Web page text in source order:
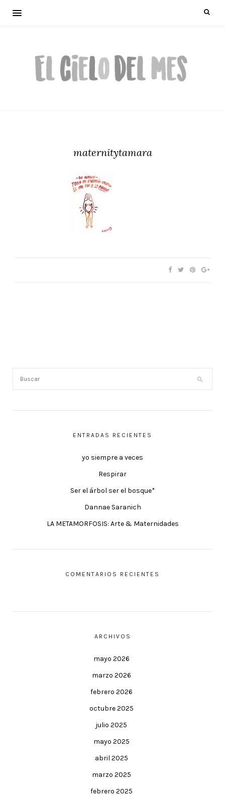
maternitytamara
ENTRADAS RECIENTES
yo siempre a veces
Respirar
Ser el árbol ser el bosque*
Dannae Saranich
LA METAMORFOSIS: Arte & Maternidades
COMENTARIOS RECIENTES
ARCHIVOS
mayo 2026
marzo 2026
febrero 2026
octubre 2025
julio 2025
mayo 2025
abril 2025
marzo 2025
febrero 2025